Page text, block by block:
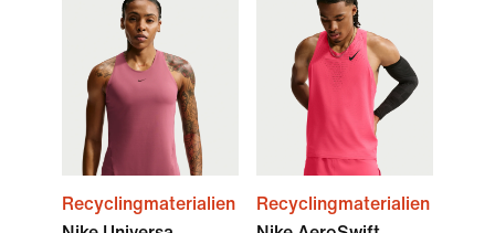
Recyclingmaterialien
Recyclingmaterialien